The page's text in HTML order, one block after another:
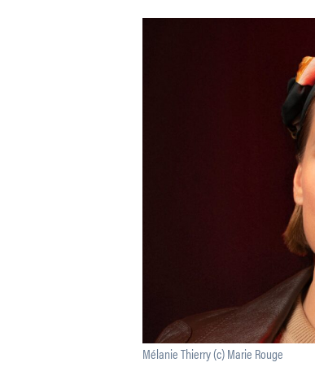
Mélanie Thierry (c) Marie Rouge